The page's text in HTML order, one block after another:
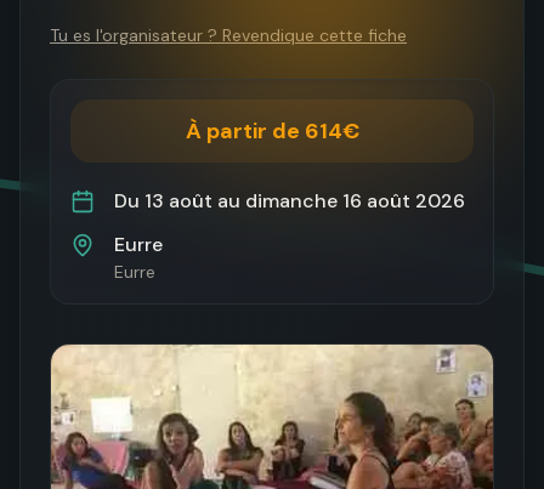
Tu es l'organisateur ? Revendique cette fiche
À partir de 614€
Du 13 août au dimanche 16 août 2026
Eurre
Eurre